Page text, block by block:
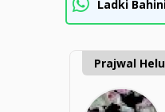
Ladki
Prajwal